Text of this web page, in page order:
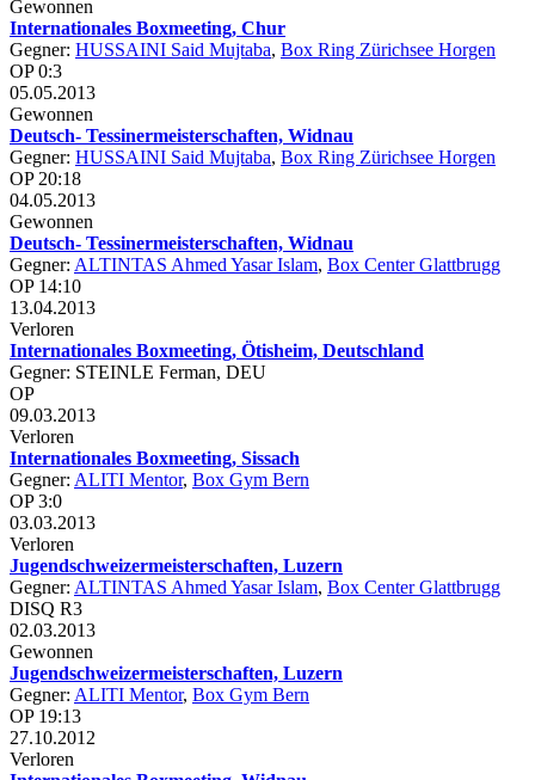
Gewonnen
Internationales Boxmeeting, Chur
Gegner: HUSSAINI Said Mujtaba, Box Ring Zürichsee Horgen
OP 0:3
05.05.2013
Gewonnen
Deutsch- Tessinermeisterschaften, Widnau
Gegner: HUSSAINI Said Mujtaba, Box Ring Zürichsee Horgen
OP 20:18
04.05.2013
Gewonnen
Deutsch- Tessinermeisterschaften, Widnau
Gegner: ALTINTAS Ahmed Yasar Islam, Box Center Glattbrugg
OP 14:10
13.04.2013
Verloren
Internationales Boxmeeting, Ötisheim, Deutschland
Gegner: STEINLE Ferman, DEU
OP
09.03.2013
Verloren
Internationales Boxmeeting, Sissach
Gegner: ALITI Mentor, Box Gym Bern
OP 3:0
03.03.2013
Verloren
Jugendschweizermeisterschaften, Luzern
Gegner: ALTINTAS Ahmed Yasar Islam, Box Center Glattbrugg
DISQ R3
02.03.2013
Gewonnen
Jugendschweizermeisterschaften, Luzern
Gegner: ALITI Mentor, Box Gym Bern
OP 19:13
27.10.2012
Verloren